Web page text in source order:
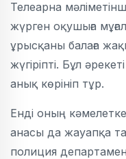
Телеарна
жүрген оқушыға
ұрысқаны балаға
жүгіріпті. Бұл
анық көрініп тұр.
Енді оның
анасы да жауапқа
полиция